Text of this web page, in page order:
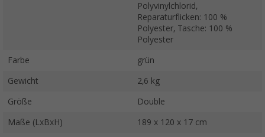
Polyvinylchlorid,
Reparaturflicken: 100 %
Polyester, Tasche: 100 %
Polyester
Farbe grün
Gewicht 2,6 kg
Größe Double
Maße (LxBxH) 189 x 120 x 17 cm